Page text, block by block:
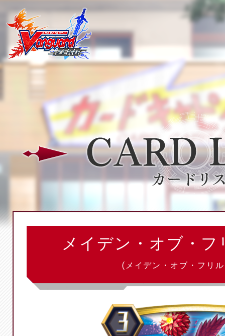
メイデン・オブ・
(メイデン・オブ・フリ